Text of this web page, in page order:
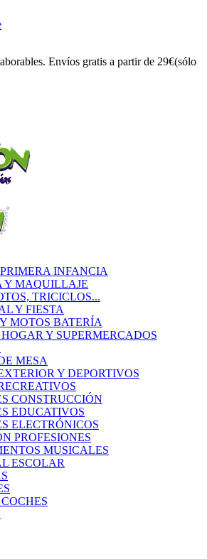
Envíos gratis a partir de 29€(sólo
INFANCIA
Y MAQUILLAJE
TRICICLOS...
Y FIESTA
MOTOS BATERÍA
Y SUPERMERCADOS
MESA
Y DEPORTIVOS
CONSTRUCCIÓN
EDUCATIVOS
ELECTRÓNICOS
PROFESIONES
MUSICALES
ESCOLAR